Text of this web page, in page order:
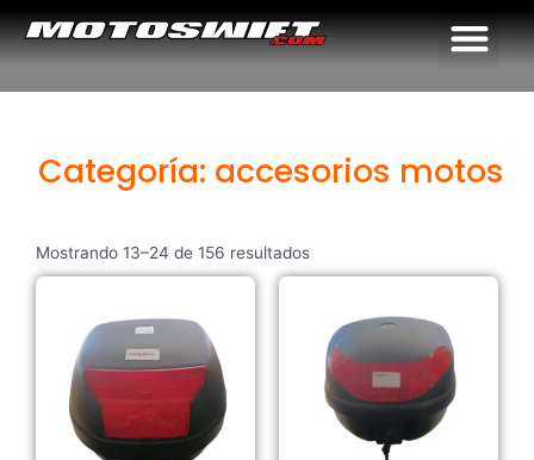
Categoría: accesorios motos
Mostrando 13–24 de 156 resultados